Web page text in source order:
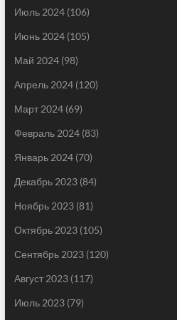
Июль 2024(106)
Июнь 2024(105)
Май 2024(98)
Апрель 2024(120)
Март 2024(69)
Февраль 2024(83)
Январь 2024(70)
Декабрь 2023(84)
Ноябрь 2023(81)
Октябрь 2023(105)
Сентябрь 2023(120)
Август 2023(117)
Июль 2023(79)